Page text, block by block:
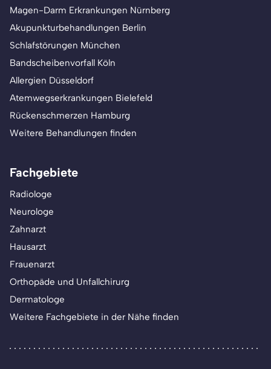
Magen-Darm Erkrankungen Nürnberg
Akupunkturbehandlungen Berlin
Schlafstörungen München
Bandscheibenvorfall Köln
Allergien Düsseldorf
Atemwegserkrankungen Bielefeld
Rückenschmerzen Hamburg
Weitere Behandlungen finden
Fachgebiete
Radiologe
Neurologe
Zahnarzt
Hausarzt
Frauenarzt
Orthopäde und Unfallchirurg
Dermatologe
Weitere Fachgebiete in der Nähe finden